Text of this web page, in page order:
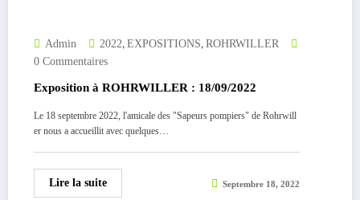
Admin 2022, EXPOSITIONS, ROHRWILLER
0 Commentaires
Exposition à ROHRWILLER : 18/09/2022
Le 18 septembre 2022, l'amicale des "Sapeurs pompiers" de Rohrwill
er nous a accueillit avec quelques…
Lire la suite Septembre 18, 2022